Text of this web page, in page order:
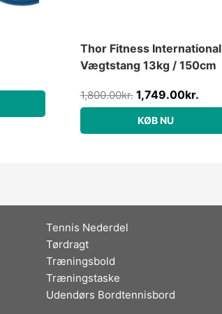
Thor Fitness International
Vægtstang 13kg / 150cm
1,800.00kr. 1,749.00kr.
KØB NU
Tennis Nederdel
Tørdragt
Træningsbold
Træningstaske
Udendørs Bordtennisbord